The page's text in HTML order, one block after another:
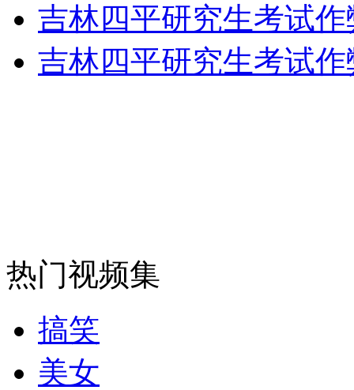
外交部：有关国家言论片面不公正
纽约上演“枕头大战”
吉林四平研究生考试
吉林四平研究生考试
热门视频集
搞笑
美女